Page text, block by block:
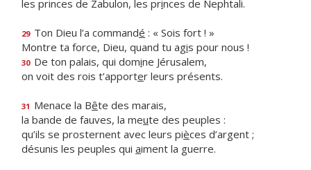
les princes de Zabulon, les princes de Nephtali.
29 Ton Dieu l’a commandé : « Sois fort ! »
Montre ta force, Dieu, quand tu agis pour nous !
30 De ton palais, qui domine Jérusalem,
on voit des rois t’apporter leurs présents.
31 Menace la Bête des marais,
la bande de fauves, la meute des peuples :
qu’ils se prosternent avec leurs pièces d’argent ;
désunis les peuples qui aiment la guerre.